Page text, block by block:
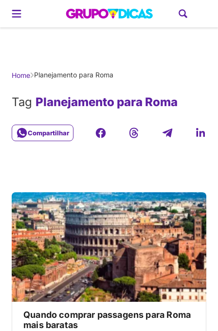
Gerador de RoteirosAmérica do SulBrasilCaribe EuropaEstados
Home Planejamento para Roma
Tag Planejamento para Roma
Compartilhar
Quando comprar passagens para Roma
mais baratas